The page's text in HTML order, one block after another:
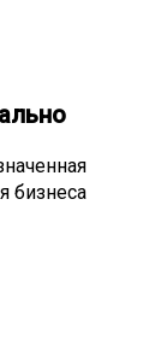
бизнеса